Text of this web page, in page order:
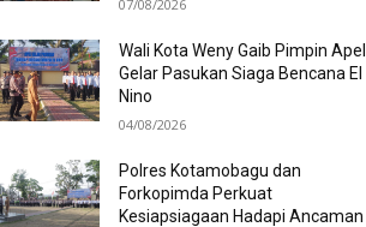
07/08/2026
Wali Kota Weny Gaib Pimpin Apel
Gelar Pasukan Siaga Bencana El
Nino
04/08/2026
Polres Kotamobagu dan
Forkopimda Perkuat
Kesiapsiagaan Hadapi Ancaman